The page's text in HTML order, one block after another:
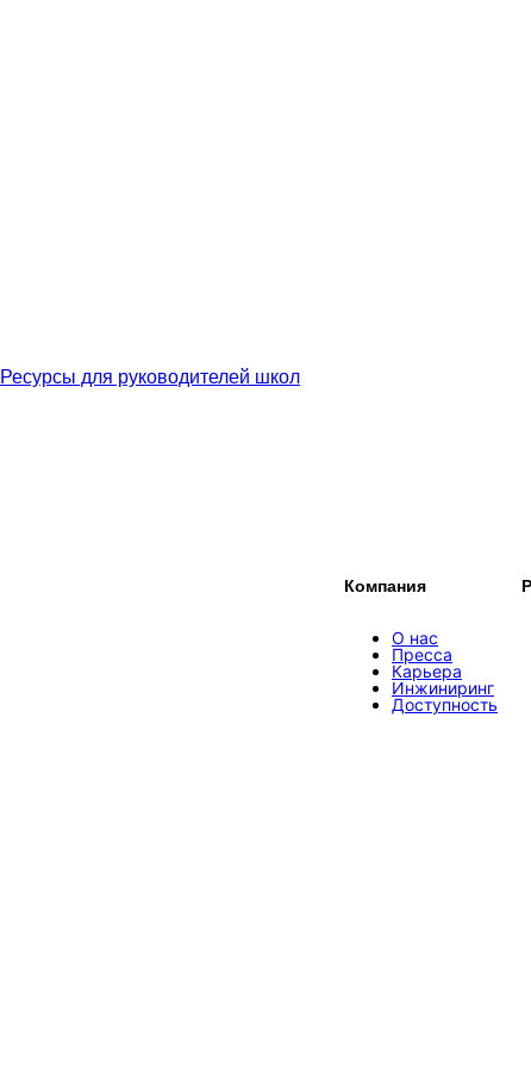
Ресурсы для руководителей школ
Компания
О нас
Пресса
Карьера
Инжиниринг
Доступность